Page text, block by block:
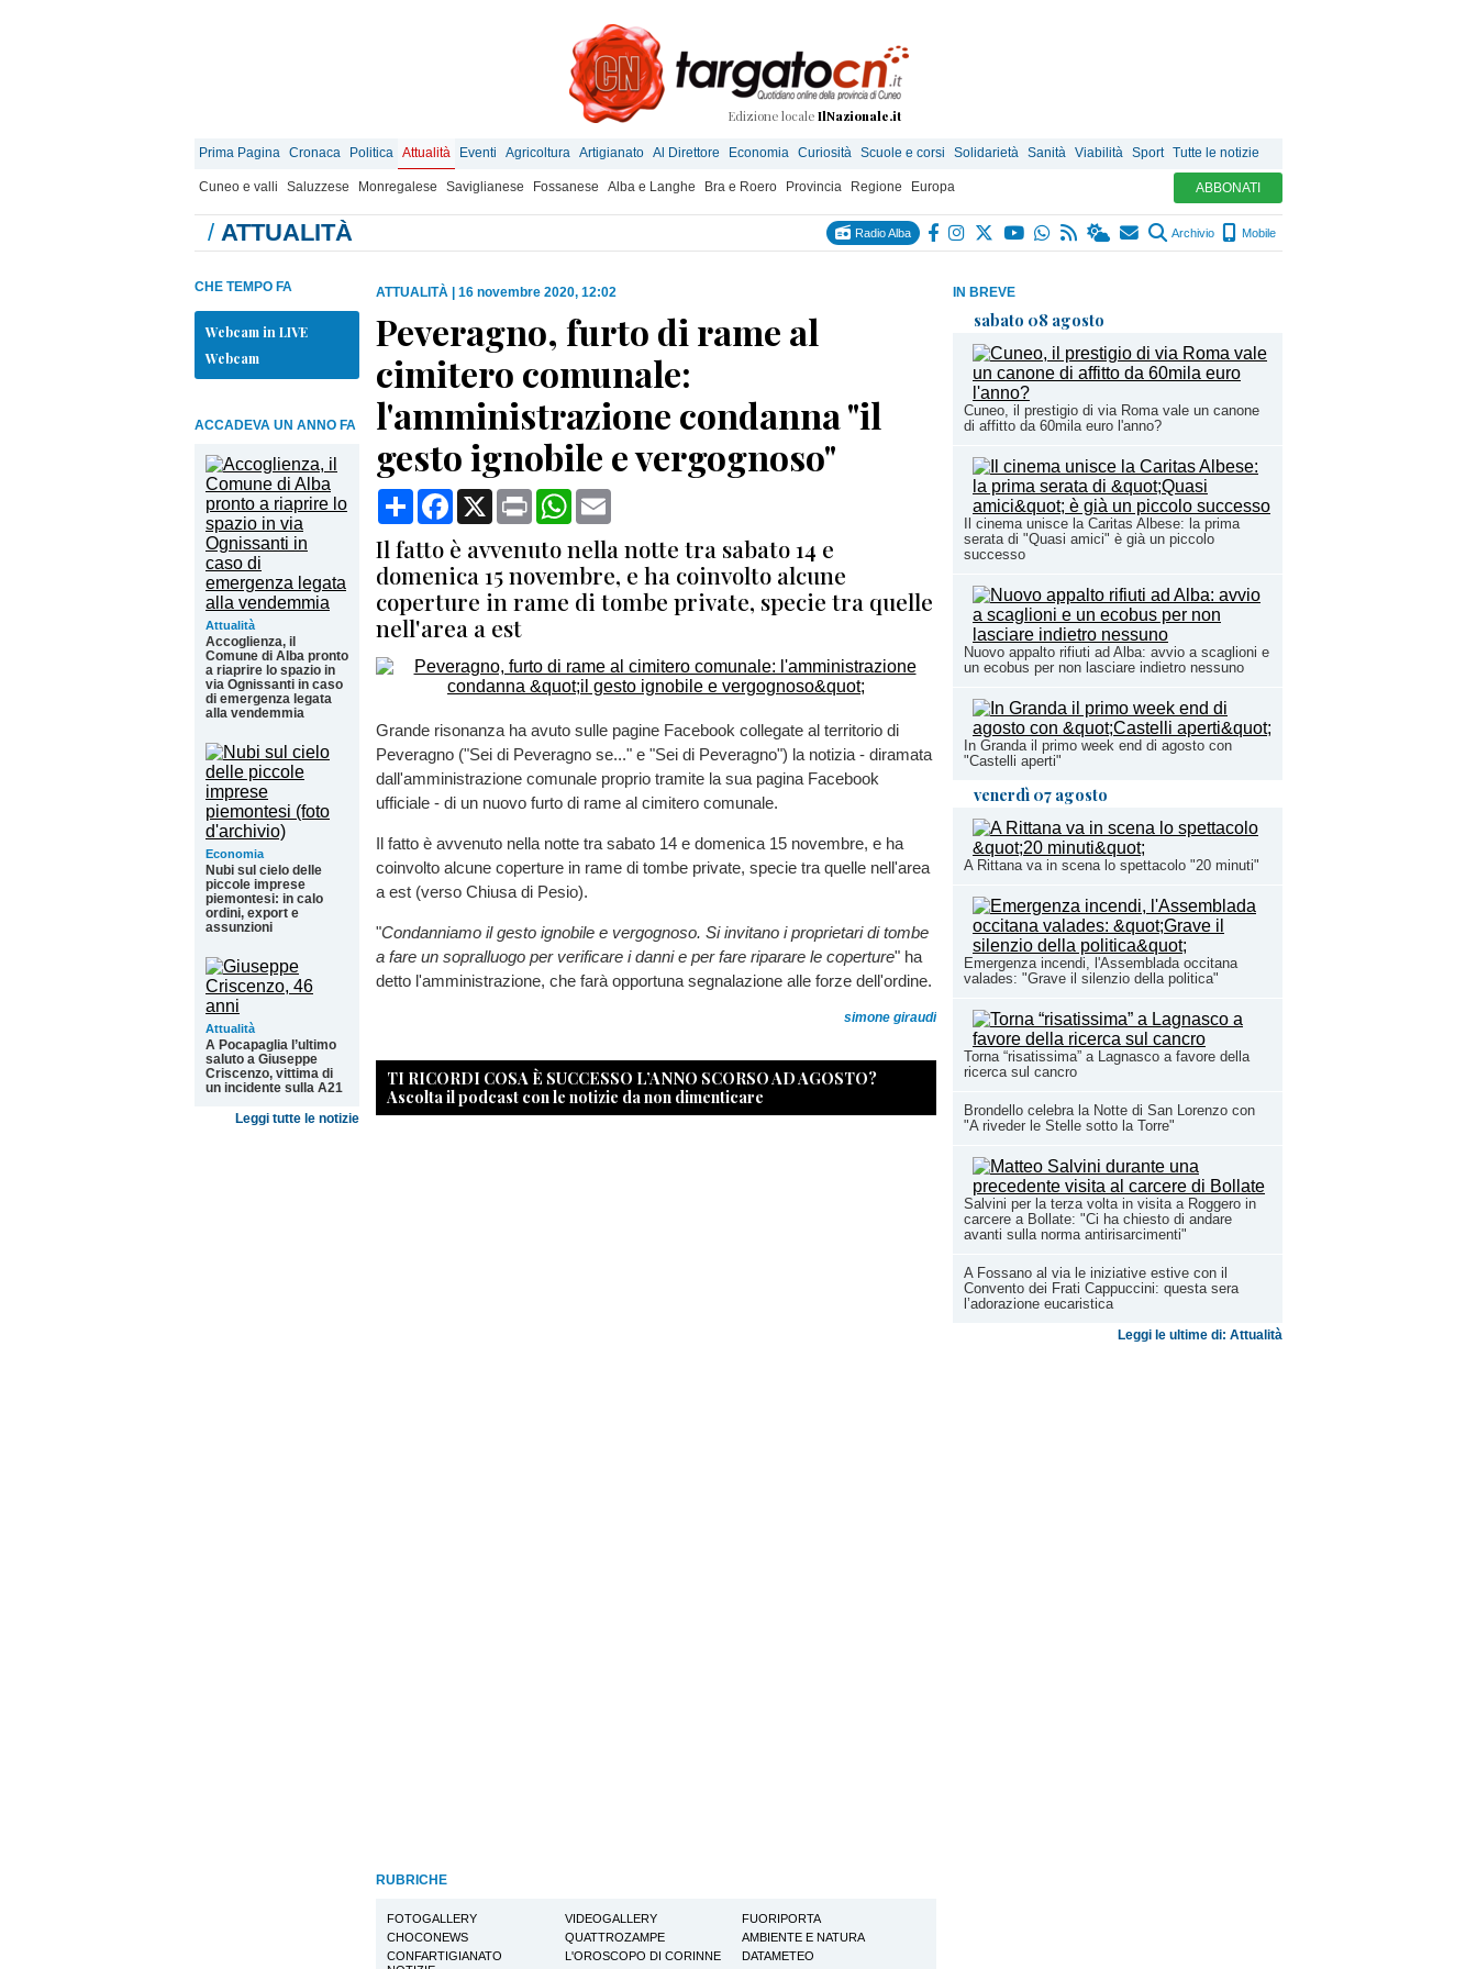
Edizione locale IlNazionale.it
Prima Pagina Cronaca Politica Attualità Eventi Agricoltura Artigianato Al Direttore Economia Curiosità Scuole e corsi Solidarietà Sanità Viabilità Sport Tutte le notizie
Cuneo e valli Saluzzese Monregalese Saviglianese Fossanese Alba e Langhe Bra e Roero Provincia Regione Europa ABBONATI
/ ATTUALITÀ Radio Alba Archivio Mobile
IN BREVE
sabato 08 agosto
Cuneo, il prestigio di via Roma vale un canone
di affitto da 60mila euro l'anno?
Il cinema unisce la Caritas Albese: la prima
serata di "Quasi amici" è già un piccolo
successo
Nuovo appalto rifiuti ad Alba: avvio a scaglioni e
un ecobus per non lasciare indietro nessuno
In Granda il primo week end di agosto con
"Castelli aperti"
venerdì 07 agosto
A Rittana va in scena lo spettacolo "20 minuti"
Emergenza incendi, l'Assemblada occitana
valades: "Grave il silenzio della politica"
Torna “risatissima” a Lagnasco a favore della
ricerca sul cancro
Brondello celebra la Notte di San Lorenzo con
"A riveder le Stelle sotto la Torre"
Salvini per la terza volta in visita a Roggero in
carcere a Bollate: "Ci ha chiesto di andare
avanti sulla norma antirisarcimenti"
A Fossano al via le iniziative estive con il
Convento dei Frati Cappuccini: questa sera
l’adorazione eucaristica
Leggi le ultime di: Attualità
CHE TEMPO FA
Webcam in LIVE
Webcam
ACCADEVA UN ANNO FA
Attualità
Accoglienza, il
Comune di Alba pronto
a riaprire lo spazio in
via Ognissanti in caso
di emergenza legata
alla vendemmia
Economia
Nubi sul cielo delle
piccole imprese
piemontesi: in calo
ordini, export e
assunzioni
Attualità
A Pocapaglia l’ultimo
saluto a Giuseppe
Criscenzo, vittima di
un incidente sulla A21
Leggi tutte le notizie
ATTUALITÀ 16 novembre 2020, 12:02
Peveragno, furto di rame al
cimitero comunale:
l'amministrazione condanna "il
gesto ignobile e vergognoso"
CondividiFacebook
X Print WhatsApp
Il fatto è avvenuto nella notte tra sabato 14 e
domenica 15 novembre, e ha coinvolto alcune
coperture in rame di tombe private, specie tra quelle
nell'area a est
Grande risonanza ha avuto sulle pagine Facebook collegate al territorio di
Peveragno ("Sei di Peveragno se..." e "Sei di Peveragno") la notizia - diramata
dall'amministrazione comunale proprio tramite la sua pagina Facebook
ufficiale - di un nuovo furto di rame al cimitero comunale.
Il fatto è avvenuto nella notte tra sabato 14 e domenica 15 novembre, e ha
coinvolto alcune coperture in rame di tombe private, specie tra quelle nell'area
a est (verso Chiusa di Pesio).
"Condanniamo il gesto ignobile e vergognoso. Si invitano i proprietari di tombe
a fare un sopralluogo per verificare i danni e per fare riparare le coperture" ha
detto l'amministrazione, che farà opportuna segnalazione alle forze dell'ordine.
simone giraudi
TI RICORDI COSA È SUCCESSO L’ANNO SCORSO AD AGOSTO?
Ascolta il podcast con le notizie da non dimenticare
RUBRICHE
FOTOGALLERY VIDEOGALLERY
FUORIPORTA
CHOCONEWS
QUATTROZAMPE
AMBIENTE E NATURA
CONFARTIGIANATO
L'OROSCOPO DI CORINNE
DATAMETEO